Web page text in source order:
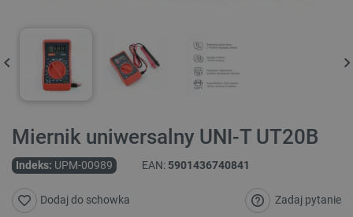
Miernik uniwersalny UNI-T UT20B
Indeks: UPM-00989 EAN: 5901436740841
Zadaj pytanie
Dodaj do schowka